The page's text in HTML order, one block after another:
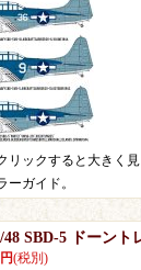
リックすると大きく
ーガイド。
SBD-5 ドーント
(税別)